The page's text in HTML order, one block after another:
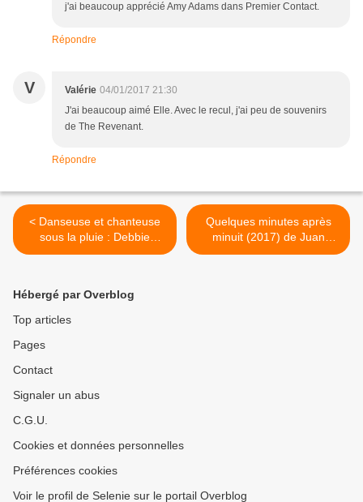
j'ai beaucoup apprécié Amy Adams dans Premier Contact.
Répondre
V Valérie 04/01/2017 21:30
J'ai beaucoup aimé Elle. Avec le recul, j'ai peu de souvenirs
de The Revenant.
Répondre
< Danseuse et chanteuse
sous la pluie : Debbie
Reynolds
Quelques minutes après
minuit (2017) de Juan
Antonio Bayona >
Hébergé par Overblog
Top articles
Pages
Contact
Signaler un abus
C.G.U.
Cookies et données personnelles
Préférences cookies
Voir le profil de Selenie sur le portail Overblog